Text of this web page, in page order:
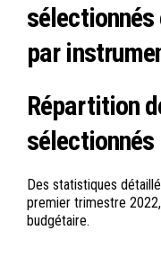
par
Répartition
Des statistiques
premier trimestre
budgétaire.